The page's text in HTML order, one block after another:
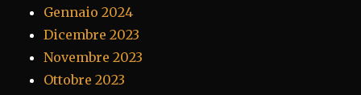
Gennaio 2024
Dicembre 2023
Novembre 2023
Ottobre 2023